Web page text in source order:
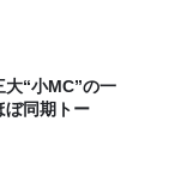
ぼ同期トー